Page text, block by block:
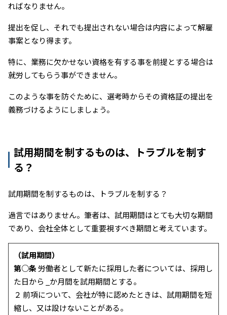
ればなりません。
提出を促し、それでも提出されない場合は内容によって解雇
事案となり得ます。
特に、業務に欠かせない資格を有する事を前提とする場合は
就労してもらう事ができません。
このような事を防ぐために、選考時からその資格証の提出を
義務づけるようにしましょう。
試用期間を制するものは、トラブルを制す
る？
試用期間を制するものは、トラブルを制する？
過言ではありません。筆者は、試用期間はとても大切な期間
であり、会社全体として重要視すべき期間と考えています。
（試用期間）
第○条 労働者として新たに採用した者については、採用し
た日から _か月間を試用期間とする。
２ 前項について、会社が特に認めたときは、試用期間を短
縮し、又は設けないことがある。